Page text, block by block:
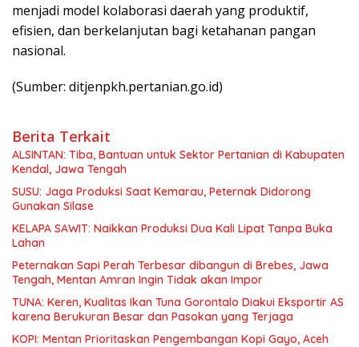
menjadi model kolaborasi daerah yang produktif,
efisien, dan berkelanjutan bagi ketahanan pangan
nasional.
(Sumber: ditjenpkh.pertanian.go.id)
Berita Terkait
ALSINTAN: Tiba, Bantuan untuk Sektor Pertanian di Kabupaten
Kendal, Jawa Tengah
SUSU: Jaga Produksi Saat Kemarau, Peternak Didorong
Gunakan Silase
KELAPA SAWIT: Naikkan Produksi Dua Kali Lipat Tanpa Buka
Lahan
Peternakan Sapi Perah Terbesar dibangun di Brebes, Jawa
Tengah, Mentan Amran Ingin Tidak akan Impor
TUNA: Keren, Kualitas Ikan Tuna Gorontalo Diakui Eksportir AS
karena Berukuran Besar dan Pasokan yang Terjaga
KOPI: Mentan Prioritaskan Pengembangan Kopi Gayo, Aceh